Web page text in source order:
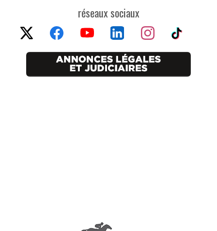
réseaux sociaux